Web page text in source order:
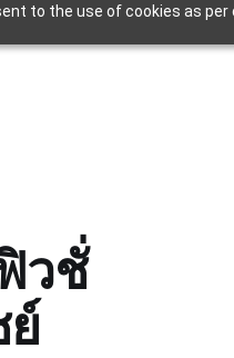
to the use of cookies as per
วชั่